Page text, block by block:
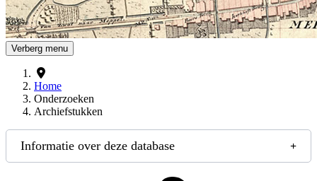
Verberg menu
Home
Onderzoeken
Archiefstukken
Informatie over deze database